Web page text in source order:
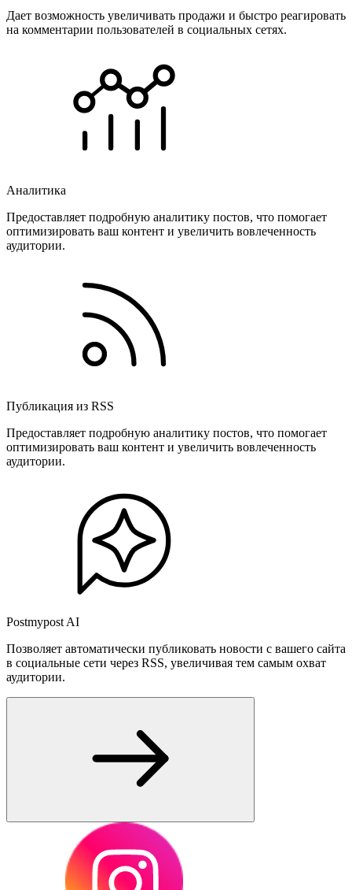
Дает возможность увеличивать продажи и быстро реагировать
на комментарии пользователей в социальных сетях.
Аналитика
Предоставляет подробную аналитику постов, что помогает
оптимизировать ваш контент и увеличить вовлеченность
аудитории.
Публикация из RSS
Предоставляет подробную аналитику постов, что помогает
оптимизировать ваш контент и увеличить вовлеченность
аудитории.
Postmypost AI
Позволяет автоматически публиковать новости с вашего сайта
в социальные сети через RSS, увеличивая тем самым охват
аудитории.